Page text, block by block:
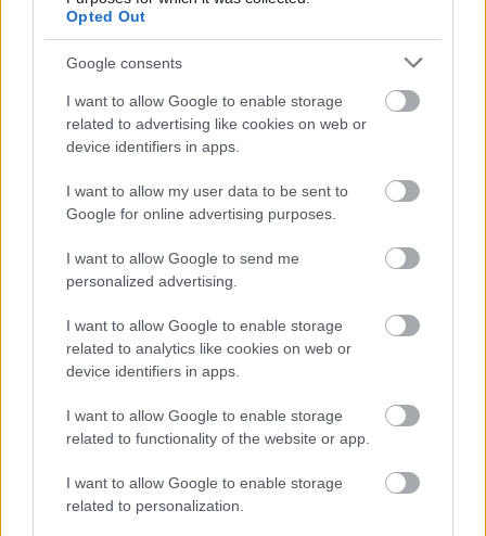
Opted Out
Google consents
I want to allow Google to enable storage
related to advertising like cookies on web or
device identifiers in apps.
I want to allow my user data to be sent to
Google for online advertising purposes.
I want to allow Google to send me
personalized advertising.
I want to allow Google to enable storage
related to analytics like cookies on web or
device identifiers in apps.
I want to allow Google to enable storage
related to functionality of the website or app.
I want to allow Google to enable storage
related to personalization.
ENERGIATAKARÉKOSSÁG: KORÁBBAN KEZDŐDIK
A GYŐRI AUDI ETO KC PÉNTEKI FELKÉSZÜLÉSI
MÉRKŐZÉSE
előrébb hozták a Brest Bretagne Handball elleni találkozó
kezdését.